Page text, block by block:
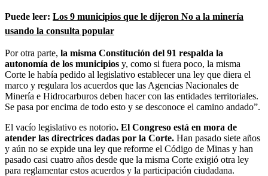
Puede leer: Los 9 municipios que le dijeron No a la minería
usando la consulta popular
Por otra parte, la misma Constitución del 91 respalda la
autonomía de los municipios y, como si fuera poco, la misma
Corte le había pedido al legislativo establecer una ley que diera el
marco y regulara los acuerdos que las Agencias Nacionales de
Minería e Hidrocarburos deben hacer con las entidades territoriales.
Se pasa por encima de todo esto y se desconoce el camino andado”.
El vacío legislativo es notorio. El Congreso está en mora de
atender las directrices dadas por la Corte. Han pasado siete años
y aún no se expide una ley que reforme el Código de Minas y han
pasado casi cuatro años desde que la misma Corte exigió otra ley
para reglamentar estos acuerdos y la participación ciudadana.